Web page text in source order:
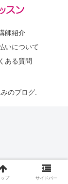
師紹介
いについて
ある質問
のブログ.
ップ サイドバー